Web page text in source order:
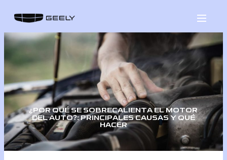
¿POR QUÉ SE SOBRECALIENTA EL MOTOR
DEL AUTO?: PRINCIPALES CAUSAS Y QUÉ
HACER